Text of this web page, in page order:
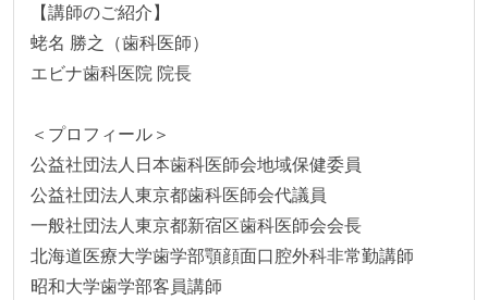
【講師のご紹介】
蛯名 勝之（歯科医師）
エビナ歯科医院 院長
＜プロフィール＞
公益社団法人日本歯科医師会地域保健委員
公益社団法人東京都歯科医師会代議員
一般社団法人東京都新宿区歯科医師会会長
北海道医療大学歯学部顎顔面口腔外科非常勤講師
昭和大学歯学部客員講師